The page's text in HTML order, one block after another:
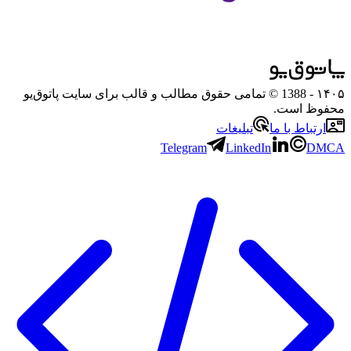
۱۴۰۵
- 1388 © تمامی حقوق مطالب و قالب برای سایت پاتوق‌یو
محفوظ است.
ارتباط با ما
تبلیغات
Telegram
LinkedIn DMCA